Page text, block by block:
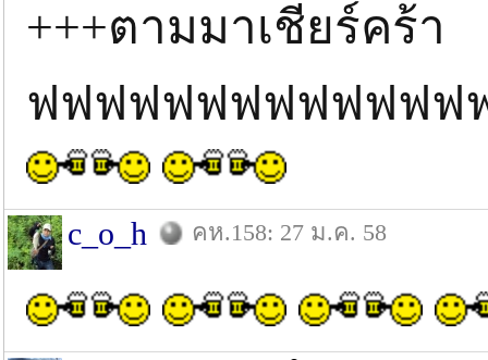
+++ตามมาเชียร์คร้า
ฟฟฟฟฟฟฟฟฟฟฟฟ
c_o_h คห.158: 27 ม.ค. 58